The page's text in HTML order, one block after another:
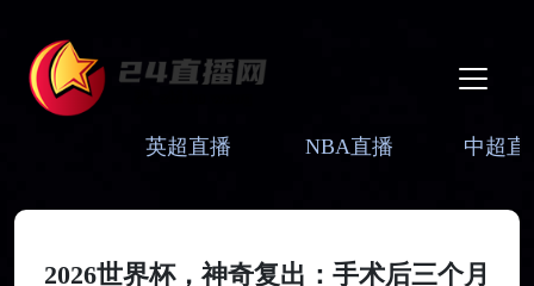
英超直播 NBA直播 中超直
2026世界杯，神奇复出：手术后三个月